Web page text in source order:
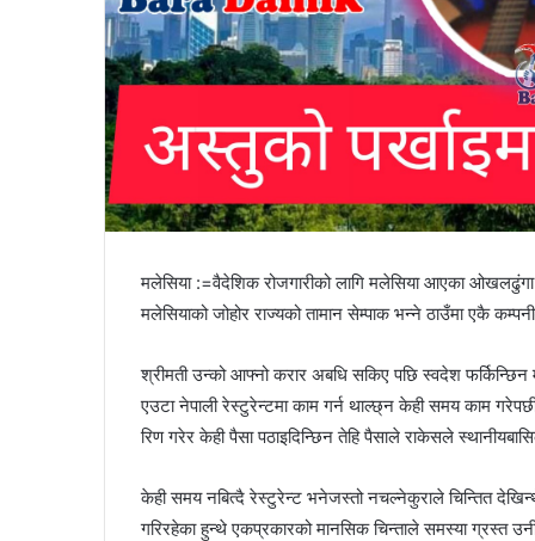
मलेसिया :=वैदेशिक रोजगारीको लागि मलेसिया आएका ओखलढुंगा
मलेसियाको जोहोर राज्यको तामान सेम्पाक भन्ने ठाउँमा एकै
श्रीमती उन्को आफ्नो करार अबधि सकिए पछि स्वदेश
एउटा नेपाली रेस्टुरेन्टमा काम गर्न थाल्छ्न केही समय काम
रिण गरेर केही पैसा पठाइदिन्छिन तेहि पैसाले राकेसले
केही समय नबित्दै रेस्टुरेन्ट भनेजस्तो नचल्नेकुराले चिन्तित
गरिरहेका हुन्थे एकप्रकारको मानसिक चिन्ताले समस्या ग्रस्त